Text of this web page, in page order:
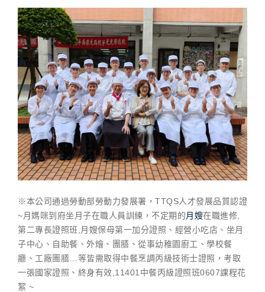
※本公司通過勞動部勞動力發展署，TTQS人才發展品質認證
~月媽咪到府坐月子在職人員訓練，不定期的月嫂在職進修,
第二專長證照班,月嫂保母第一加分證照、經營小吃店、坐月
子中心、自助餐、外燴、團膳、從事幼稚園廚工、學校餐
廳、工廠團膳…等皆需取得中餐烹調丙級技術士證照，考取
一張國家證照、終身有效,11401中餐丙級證照班0607課程花
絮 ~